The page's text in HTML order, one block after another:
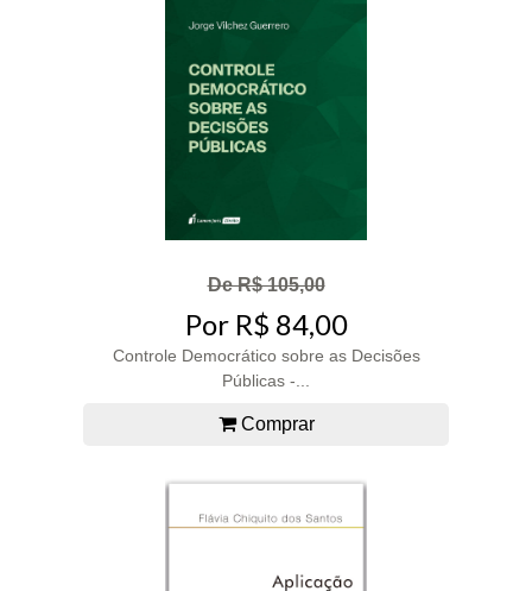
De R$ 105,00
Por R$ 84,00
Controle Democrático sobre as Decisões
Públicas -...
Comprar